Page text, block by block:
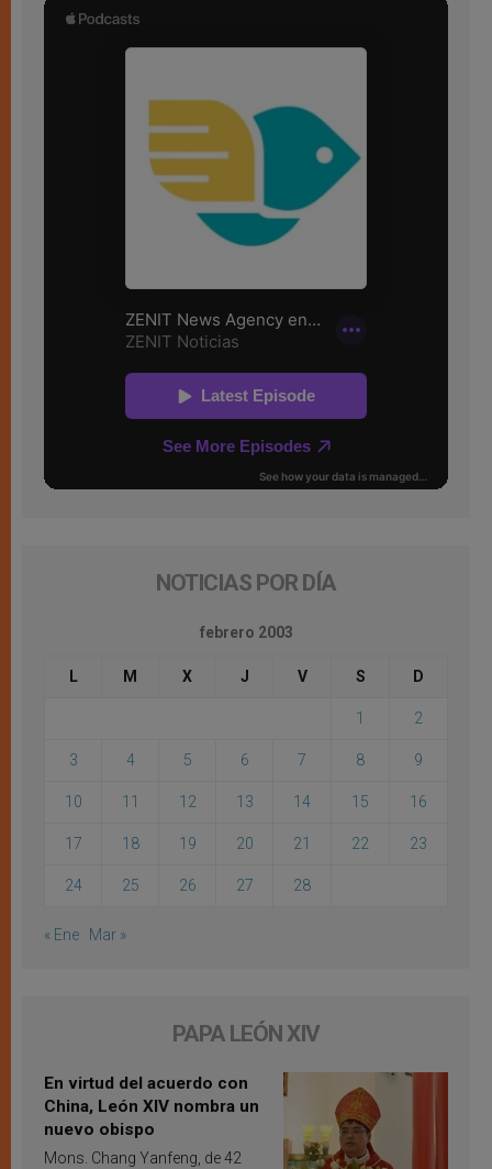
NOTICIAS POR DÍA
febrero 2003
L M X J V S D
1 2
3 4 5 6 7 8 9
10 11 12 13 14 15 16
17 18 19 20 21 22 23
24 25 26 27 28
« Ene Mar »
PAPA LEÓN XIV
En virtud del acuerdo con
China, León XIV nombra un
nuevo obispo
Mons. Chang Yanfeng, de 42